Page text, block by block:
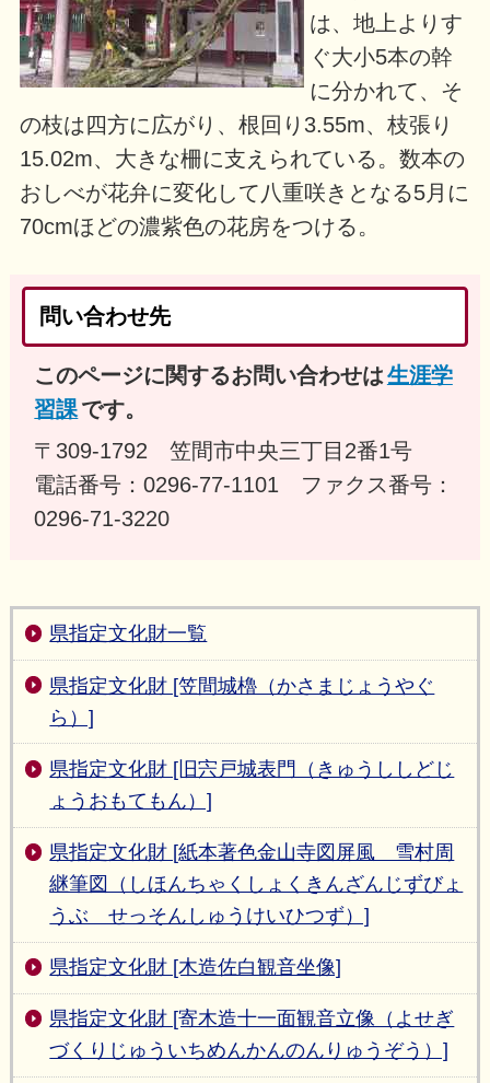
は、地上よりす
ぐ大小5本の幹
に分かれて、そ
の枝は四方に広がり、根回り3.55m、枝張り
15.02m、大きな柵に支えられている。数本の
おしべが花弁に変化して八重咲きとなる5月に
70cmほどの濃紫色の花房をつける。
問い合わせ先
このページに関するお問い合わせは生涯学
習課です。
〒309-1792 笠間市中央三丁目2番1号
電話番号：0296-77-1101 ファクス番号：
0296-71-3220
県指定文化財一覧
県指定文化財 [笠間城櫓（かさまじょうやぐ
ら）]
県指定文化財 [旧宍戸城表門（きゅうししどじ
ょうおもてもん）]
県指定文化財 [紙本著色金山寺図屏風 雪村周
継筆図（しほんちゃくしょくきんざんじずびょ
うぶ せっそんしゅうけいひつず）]
県指定文化財 [木造佐白観音坐像]
県指定文化財 [寄木造十一面観音立像（よせぎ
づくりじゅういちめんかんのんりゅうぞう）]